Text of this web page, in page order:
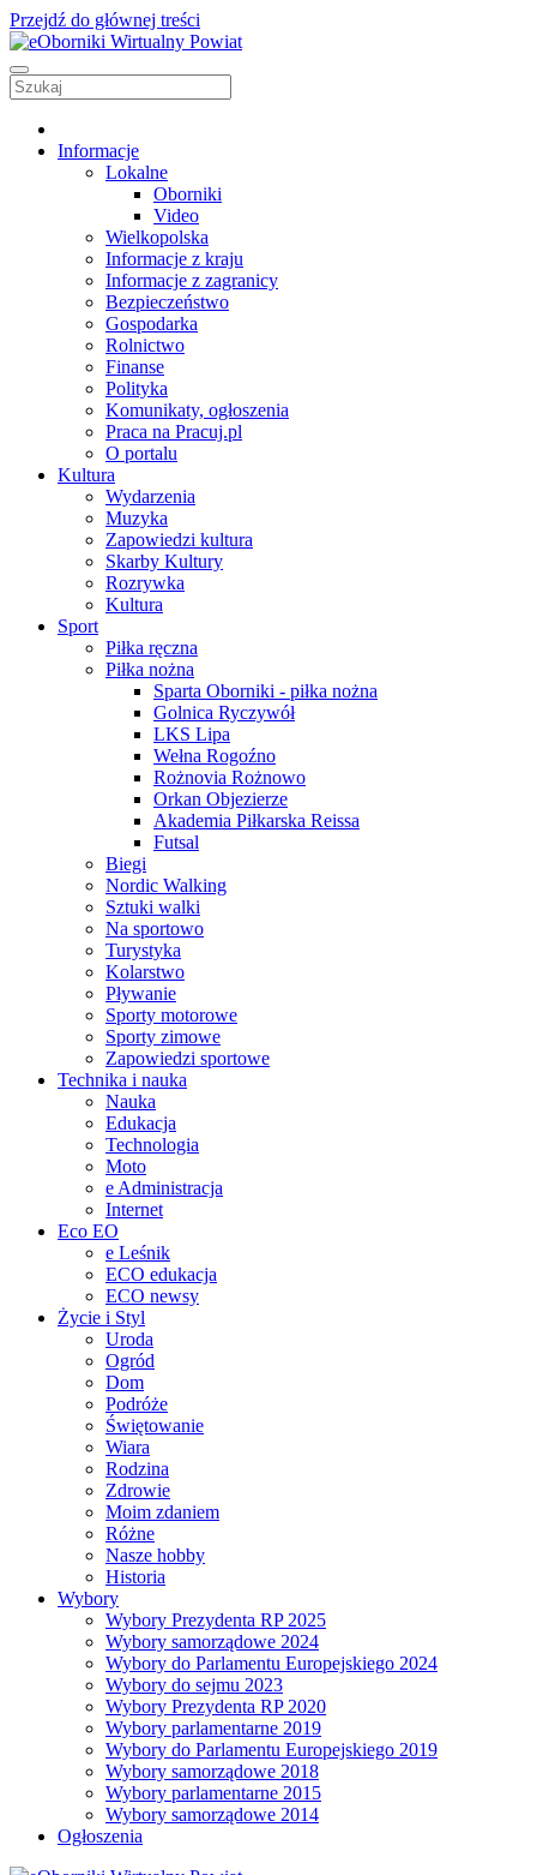
Przejdź do głównej treści
Informacje
Lokalne
Oborniki
Video
Wielkopolska
Informacje z kraju
Informacje z zagranicy
Bezpieczeństwo
Gospodarka
Rolnictwo
Finanse
Polityka
Komunikaty, ogłoszenia
Praca na Pracuj.pl
O portalu
Kultura
Wydarzenia
Muzyka
Zapowiedzi kultura
Skarby Kultury
Rozrywka
Kultura
Sport
Piłka ręczna
Piłka nożna
Sparta Oborniki - piłka nożna
Golnica Ryczywół
LKS Lipa
Wełna Rogoźno
Rożnovia Rożnowo
Orkan Objezierze
Akademia Piłkarska Reissa
Futsal
Biegi
Nordic Walking
Sztuki walki
Na sportowo
Turystyka
Kolarstwo
Pływanie
Sporty motorowe
Sporty zimowe
Zapowiedzi sportowe
Technika i nauka
Nauka
Edukacja
Technologia
Moto
e Administracja
Internet
Eco EO
e Leśnik
ECO edukacja
ECO newsy
Życie i Styl
Uroda
Ogród
Dom
Podróże
Świętowanie
Wiara
Rodzina
Zdrowie
Moim zdaniem
Różne
Nasze hobby
Historia
Wybory
Wybory Prezydenta RP 2025
Wybory samorządowe 2024
Wybory do Parlamentu Europejskiego 2024
Wybory do sejmu 2023
Wybory Prezydenta RP 2020
Wybory parlamentarne 2019
Wybory do Parlamentu Europejskiego 2019
Wybory samorządowe 2018
Wybory parlamentarne 2015
Wybory samorządowe 2014
Ogłoszenia